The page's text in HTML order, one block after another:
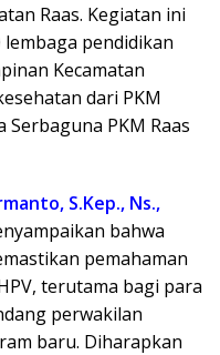
Raas. Kegiatan ini
pendidikan
Kecamatan
dari PKM
Serbaguna PKM Raas
S.Kep., Ns.,
bahwa
pemahaman
terutama bagi para
perwakilan
baru. Diharapkan